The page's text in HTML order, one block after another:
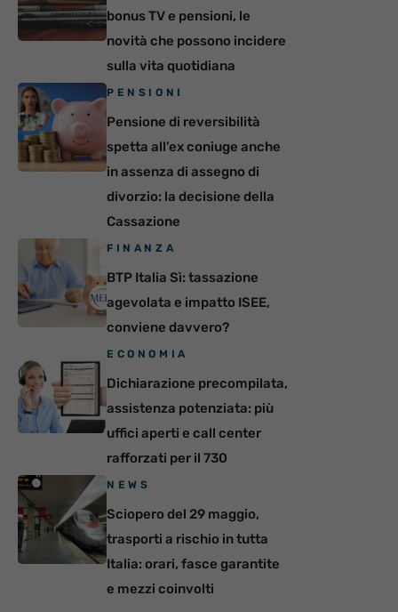
bonus TV e pensioni, le
novità che possono incidere
sulla vita quotidiana
PENSIONI
Pensione di reversibilità
spetta all’ex coniuge anche
in assenza di assegno di
divorzio: la decisione della
Cassazione
FINANZA
BTP Italia Sì: tassazione
agevolata e impatto ISEE,
conviene davvero?
ECONOMIA
Dichiarazione precompilata,
assistenza potenziata: più
uffici aperti e call center
rafforzati per il 730
NEWS
Sciopero del 29 maggio,
trasporti a rischio in tutta
Italia: orari, fasce garantite
e mezzi coinvolti